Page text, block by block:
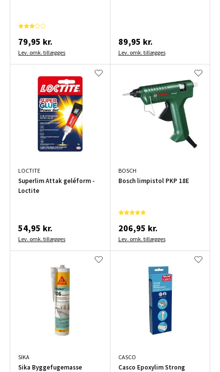
79,95 kr.
Lev. omk. tillægges
89,95 kr.
Lev. omk. tillægges
LOCTITE
Superlim Attak geléform -
Loctite
54,95 kr.
Lev. omk. tillægges
BOSCH
Bosch limpistol PKP 18E
206,95 kr.
Lev. omk. tillægges
SIKA
Sika Byggefugemasse
CASCO
Casco Epoxylim Strong